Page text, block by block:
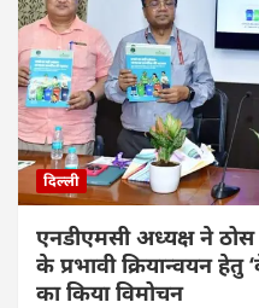
दिल्ली
एनडीएमसी अध्यक्ष ने
के प्रभावी क्रियान्वयन हेतु
का किया विमोचन